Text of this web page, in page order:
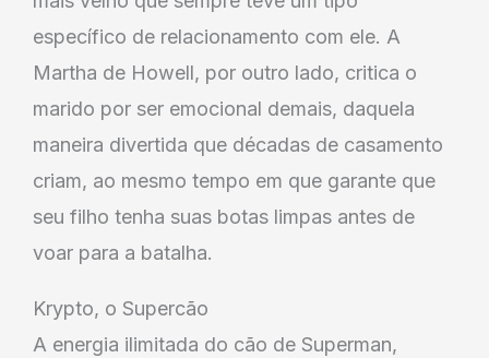
específico de relacionamento com ele. A
Martha de Howell, por outro lado, critica o
marido por ser emocional demais, daquela
maneira divertida que décadas de casamento
criam, ao mesmo tempo em que garante que
seu filho tenha suas botas limpas antes de
voar para a batalha.
Krypto, o Supercão
A energia ilimitada do cão de Superman,